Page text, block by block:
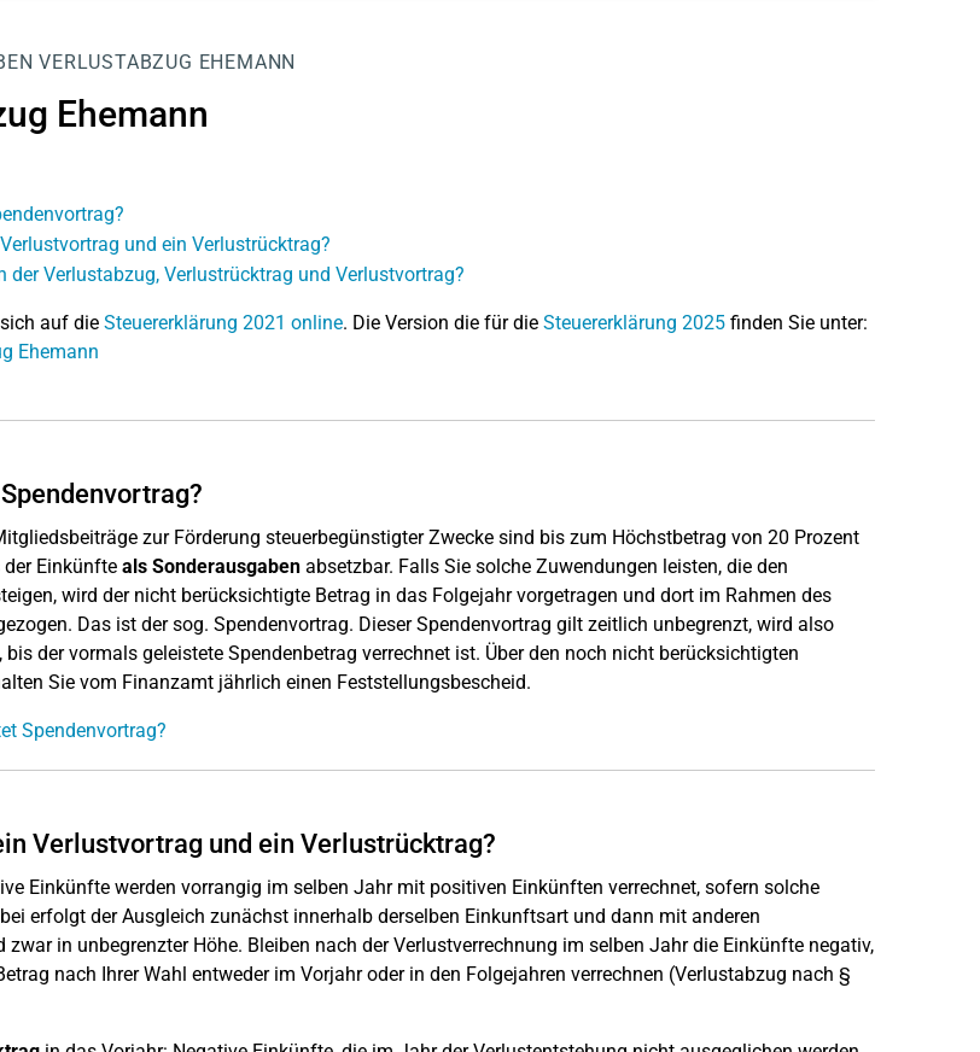
VERLUSTABZUG EHEMANN
Ehemann
und ein Verlustrücktrag?
der Verlustabzug, Verlustrücktrag und Verlustvortrag?
auf die Steuererklärung 2021 online. Die Version die für die Steuererklärung 2025finden Sie unter:
Ehemann
zur Förderung steuerbegünstigter Zwecke sind bis zum Höchstbetrag von 20 Prozent
Einkünfte als Sonderausgabenabsetzbar. Falls Sie solche Zuwendungen leisten, die den
wird der nicht berücksichtigte Betrag in das Folgejahr vorgetragen und dort im Rahmen des
Das ist der sog. Spendenvortrag. Dieser Spendenvortrag gilt zeitlich unbegrenzt, wird also
der vormals geleistete Spendenbetrag verrechnet ist. Über den noch nicht berücksichtigten
Sie vom Finanzamt jährlich einen Feststellungsbescheid.
Spendenvortrag?
Verlustvortrag und ein Verlustrücktrag?
Einkünfte werden vorrangig im selben Jahr mit positiven Einkünften verrechnet, sofern solche
erfolgt der Ausgleich zunächst innerhalb derselben Einkunftsart und dann mit anderen
zwar in unbegrenzter Höhe. Bleiben nach der Verlustverrechnung im selben Jahr die Einkünfte negativ,
nach Ihrer Wahl entweder im Vorjahr oder in den Folgejahren verrechnen (Verlustabzug nach §